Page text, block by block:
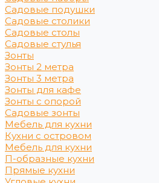
Садовые подушки
Садовые столики
Садовые столы
Садовые стулья
Зонты
Зонты 2 метра
Зонты 3 метра
Зонты для кафе
Зонты с опорой
Садовые зонты
Мебель для кухни
Кухни с островом
Мебель для кухни
П-образные кухни
Прямые кухни